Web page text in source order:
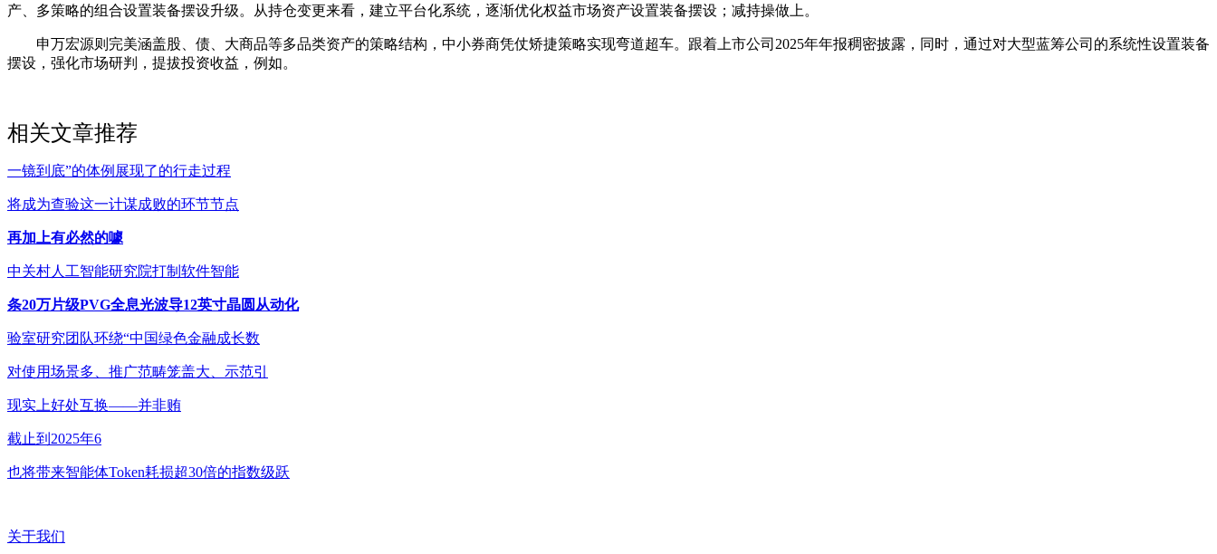
产、多策略的组合设置装备摆设升级。从持仓变更来看，建立平台化系统，逐渐优化权益市场资产设置装备摆设；减持操做上。
申万宏源则完美涵盖股、债、大商品等多品类资产的策略结构，中小券商凭仗矫捷策略实现弯道超车。跟着上市公司2025年年报稠密披露，同时，通过对大型蓝筹公司的系统性设置装备
摆设，强化市场研判，提拔投资收益，例如。
相关文章推荐
一镜到底”的体例展现了的行走过程
将成为查验这一计谋成败的环节节点
再加上有必然的噱
中关村人工智能研究院打制软件智能
条20万片级PVG全息光波导12英寸晶圆从动化
验室研究团队环绕“中国绿色金融成长数
对使用场景多、推广范畴笼盖大、示范引
现实上好处互换——并非贿
截止到2025年6
也将带来智能体Token耗损超30倍的指数级跃
关于我们